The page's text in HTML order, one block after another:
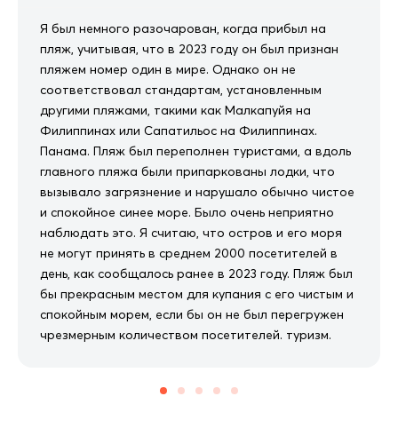
Я был немного разочарован, когда прибыл на
пляж, учитывая, что в 2023 году он был признан
пляжем номер один в мире. Однако он не
соответствовал стандартам, установленным
другими пляжами, такими как Малкапуйя на
Филиппинах или Сапатильос на Филиппинах.
Панама. Пляж был переполнен туристами, а вдоль
главного пляжа были припаркованы лодки, что
вызывало загрязнение и нарушало обычно чистое
и спокойное синее море. Было очень неприятно
наблюдать это. Я считаю, что остров и его моря
не могут принять в среднем 2000 посетителей в
день, как сообщалось ранее в 2023 году. Пляж был
бы прекрасным местом для купания с его чистым и
спокойным морем, если бы он не был перегружен
чрезмерным количеством посетителей. туризм.